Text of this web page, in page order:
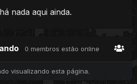
nada aqui ainda.
0 membros estão online
visualizando esta página.